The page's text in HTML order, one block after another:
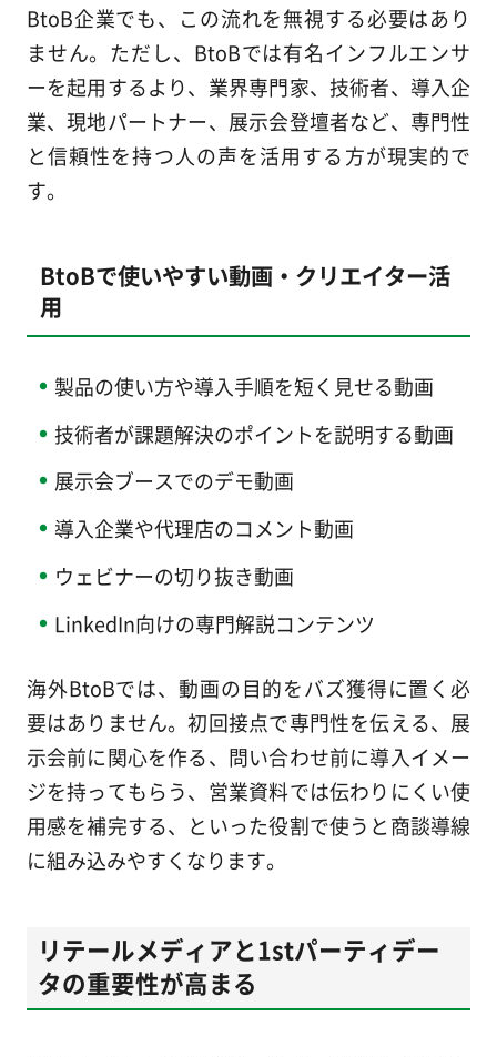
BtoB企業でも、この流れを無視する必要はあり
ません。ただし、BtoBでは有名インフルエンサ
ーを起用するより、業界専門家、技術者、導入企
業、現地パートナー、展示会登壇者など、専門性
と信頼性を持つ人の声を活用する方が現実的で
す。
BtoBで使いやすい動画・クリエイター活
用
製品の使い方や導入手順を短く見せる動画
技術者が課題解決のポイントを説明する動画
展示会ブースでのデモ動画
導入企業や代理店のコメント動画
ウェビナーの切り抜き動画
LinkedIn向けの専門解説コンテンツ
海外BtoBでは、動画の目的をバズ獲得に置く必
要はありません。初回接点で専門性を伝える、展
示会前に関心を作る、問い合わせ前に導入イメー
ジを持ってもらう、営業資料では伝わりにくい使
用感を補完する、といった役割で使うと商談導線
に組み込みやすくなります。
リテールメディアと1stパーティデー
タの重要性が高まる